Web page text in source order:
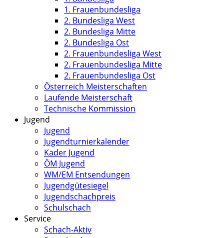
1. Frauenbundesliga
2. Bundesliga West
2. Bundesliga Mitte
2. Bundesliga Ost
2. Frauenbundesliga West
2. Frauenbundesliga Mitte
2. Frauenbundesliga Ost
Österreich Meisterschaften
Laufende Meisterschaft
Technische Kommission
Jugend
Jugend
Jugendturnierkalender
Kader Jugend
ÖM Jugend
WM/EM Entsendungen
Jugendgütesiegel
Jugendschachpreis
Schulschach
Service
Schach-Aktiv